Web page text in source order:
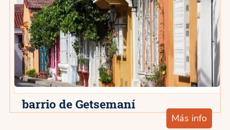
barrio de Getsemaní
Más info